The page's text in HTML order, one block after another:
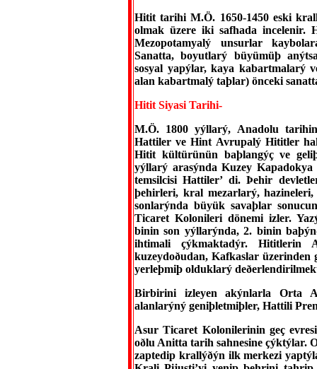
Hitit tarihi M.Ö. 1650-1450 eski
olmak üzere iki safhada incelenir.
Mezopotamyalý unsurlar
Sanatta, boyutlarý büyümüþ
sosyal yapýlar, kaya kabartmalarý
alan kabartmalý taþlar) önceki
Hitit Siyasi Tarihi-
M.Ö. 1800 yýllarý, Anadolu
Hattiler ve Hint Avrupalý Hititler
Hitit kültürünün baþlangýç ve
yýllarý arasýnda Kuzey
temsilcisi Hattiler’ di. Þehir
þehirleri, kral mezarlarý,
sonlarýnda büyük savaþlar
Ticaret Kolonileri dönemi izler.
binin son yýllarýnda, 2. binin
ihtimali çýkmaktadýr. Hititlerin
kuzeydoðudan, Kafkaslar
yerleþmiþ olduklarý
Birbirini izleyen akýnlarla Orta
alanlarýný geniþletmiþler, Hattili
Asur Ticaret Kolonilerinin geç
oðlu Anitta tarih sahnesine çýktýlar.
zaptedip krallýðýn ilk merkezi